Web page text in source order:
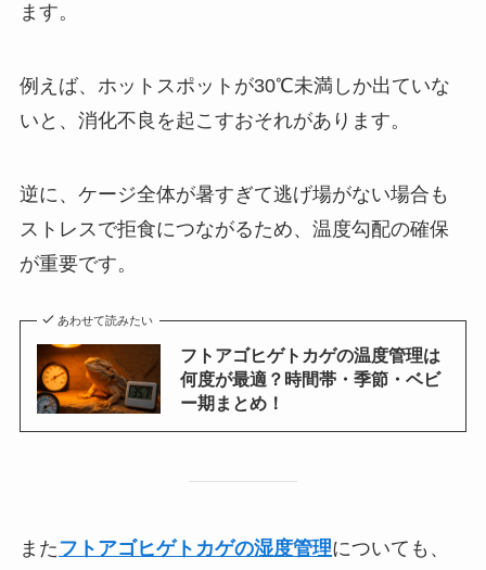
ます。
例えば、ホットスポットが30℃未満しか出ていな
いと、消化不良を起こすおそれがあります。
逆に、ケージ全体が暑すぎて逃げ場がない場合も
ストレスで拒食につながるため、温度勾配の確保
が重要です。
あわせて読みたい
フトアゴヒゲトカゲの温度管理は
何度が最適？時間帯・季節・ベビ
ー期まとめ！
また フトアゴヒゲトカゲの湿度管理についても、